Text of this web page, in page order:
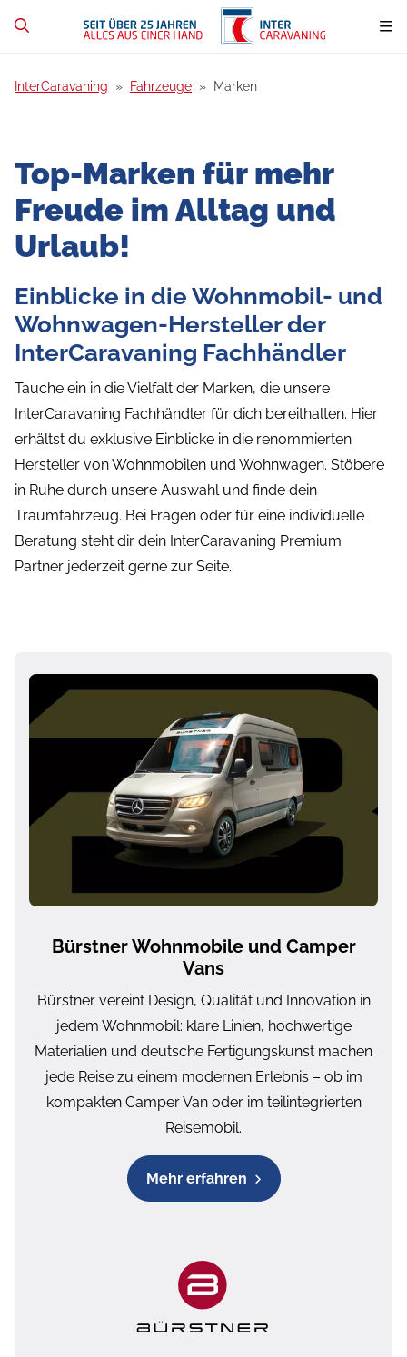
InterCaravaning Fahrzeuge Marken
Top-Marken für mehr
Freude im Alltag und
Urlaub!
Einblicke in die Wohnmobil- und
Wohnwagen-Hersteller der
InterCaravaning Fachhändler
Tauche ein in die Vielfalt der Marken, die unsere
InterCaravaning Fachhändler für dich bereithalten. Hier
erhältst du exklusive Einblicke in die renommierten
Hersteller von Wohnmobilen und Wohnwagen. Stöbere
in Ruhe durch unsere Auswahl und finde dein
Traumfahrzeug. Bei Fragen oder für eine individuelle
Beratung steht dir dein InterCaravaning Premium
Partner jederzeit gerne zur Seite.
Bürstner Wohnmobile und Camper
Vans
Bürstner vereint Design, Qualität und Innovation in
jedem Wohnmobil: klare Linien, hochwertige
Materialien und deutsche Fertigungskunst machen
jede Reise zu einem modernen Erlebnis – ob im
kompakten Camper Van oder im teilintegrierten
Reisemobil.
Mehr erfahren